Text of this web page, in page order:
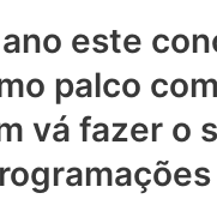
este
palco
vá fazer o